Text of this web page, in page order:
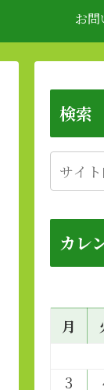
お問
検索
カレ
月
3